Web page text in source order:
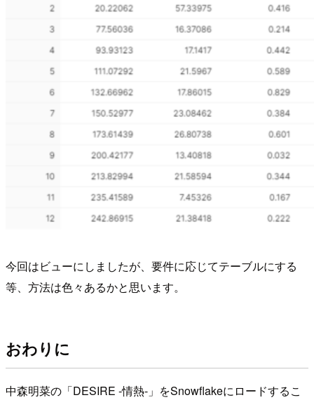
今回はビューにしましたが、要件に応じてテーブルにする
等、方法は色々あるかと思います。
おわりに
中森明菜の「DESIRE -情熱-」をSnowflakeにロードするこ